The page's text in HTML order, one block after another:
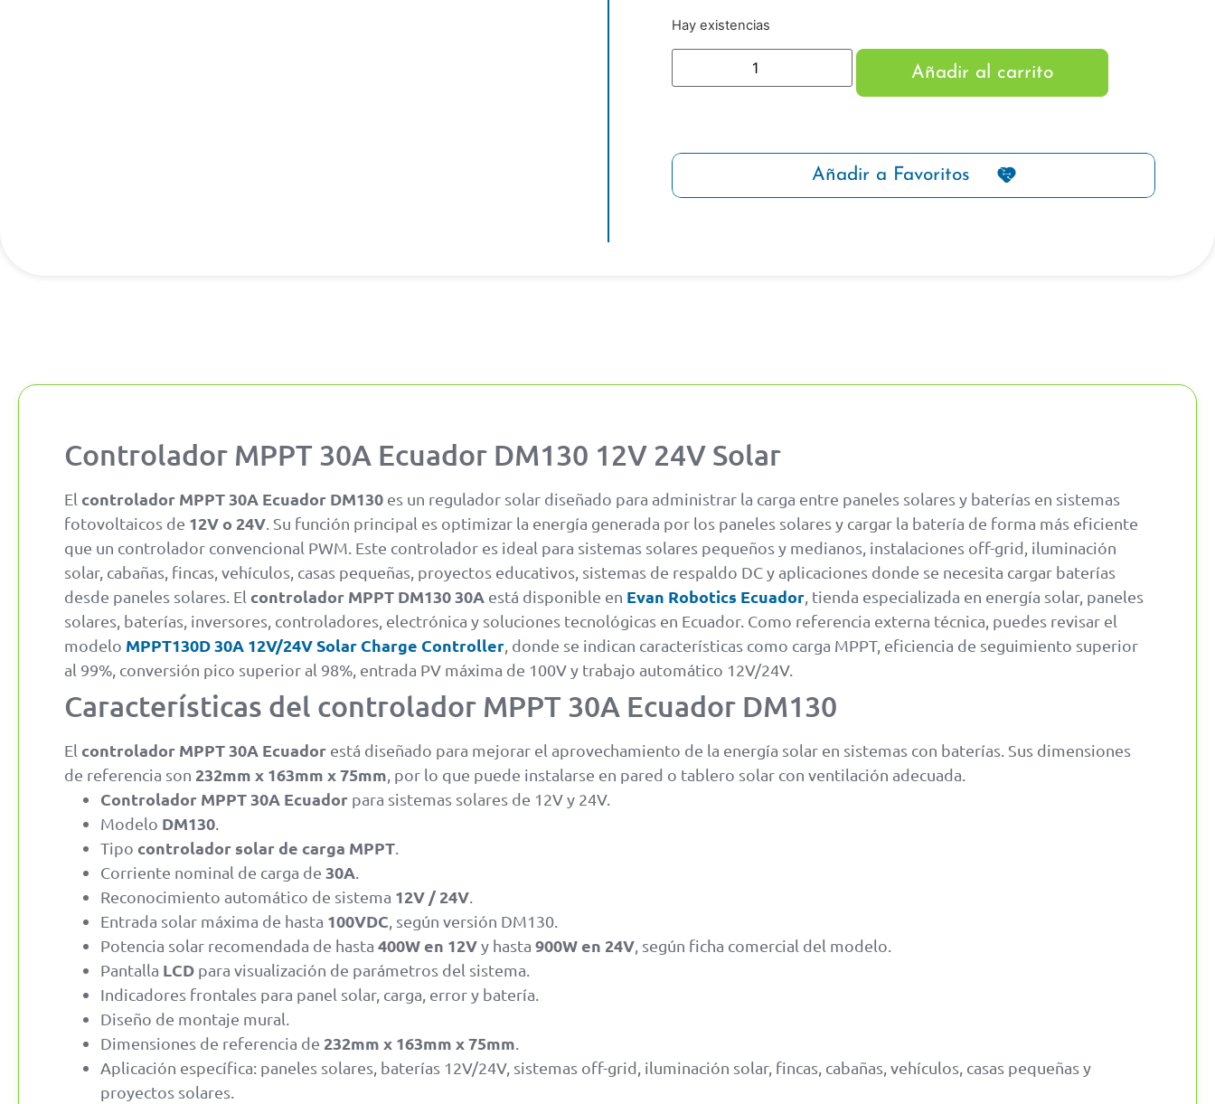
Hay existencias
Añadir al carrito
Añadir a Favoritos
Controlador MPPT 30A Ecuador DM130 12V 24V Solar
El controlador MPPT 30A Ecuador DM130 es un regulador solar diseñado para administrar la carga entre paneles solares y baterías en sistemas
fotovoltaicos de 12V o 24V . Su función principal es optimizar la energía generada por los paneles solares y cargar la batería de forma más eficiente
que un controlador convencional PWM. Este controlador es ideal para sistemas solares pequeños y medianos, instalaciones off-grid, iluminación
solar, cabañas, fincas, vehículos, casas pequeñas, proyectos educativos, sistemas de respaldo DC y aplicaciones donde se necesita cargar baterías
desde paneles solares. El controlador MPPT DM130 30A está disponible en Evan Robotics Ecuador , tienda especializada en energía solar, paneles
solares, baterías, inversores, controladores, electrónica y soluciones tecnológicas en Ecuador. Como referencia externa técnica, puedes revisar el
modelo MPPT130D 30A 12V/24V Solar Charge Controller , donde se indican características como carga MPPT, eficiencia de seguimiento superior
al 99%, conversión pico superior al 98%, entrada PV máxima de 100V y trabajo automático 12V/24V.
Características del controlador MPPT 30A Ecuador DM130
El controlador MPPT 30A Ecuador está diseñado para mejorar el aprovechamiento de la energía solar en sistemas con baterías. Sus dimensiones
de referencia son 232mm x 163mm x 75mm , por lo que puede instalarse en pared o tablero solar con ventilación adecuada.
Controlador MPPT 30A Ecuador para sistemas solares de 12V y 24V.
Modelo DM130
Tipo controlador solar de carga MPPT
Corriente nominal de carga de 30A
Reconocimiento automático de sistema 12V / 24V
Entrada solar máxima de hasta 100VDC , según versión DM130.
Potencia solar recomendada de hasta 400W en 12Vy hasta 900W en 24V , según ficha comercial del modelo.
Pantalla LCD para visualización de parámetros del sistema.
Indicadores frontales para panel solar, carga, error y batería.
Diseño de montaje mural.
Dimensiones de referencia de 232mm x 163mm x 75mm
Aplicación específica: paneles solares, baterías 12V/24V, sistemas off-grid, iluminación solar, fincas, cabañas, vehículos, casas pequeñas y
proyectos solares.